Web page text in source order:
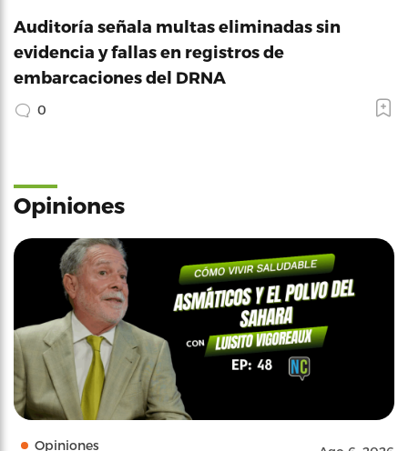
Auditoría señala multas eliminadas sin
evidencia y fallas en registros de
embarcaciones del DRNA
0
Opiniones
Opiniones